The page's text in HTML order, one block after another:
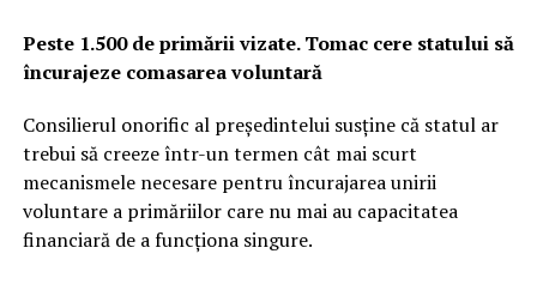
Peste 1.500 de primării vizate. Tomac cere statului să
încurajeze comasarea voluntară
Consilierul onorific al președintelui susține că statul ar
trebui să creeze într-un termen cât mai scurt
mecanismele necesare pentru încurajarea unirii
voluntare a primăriilor care nu mai au capacitatea
financiară de a funcționa singure.